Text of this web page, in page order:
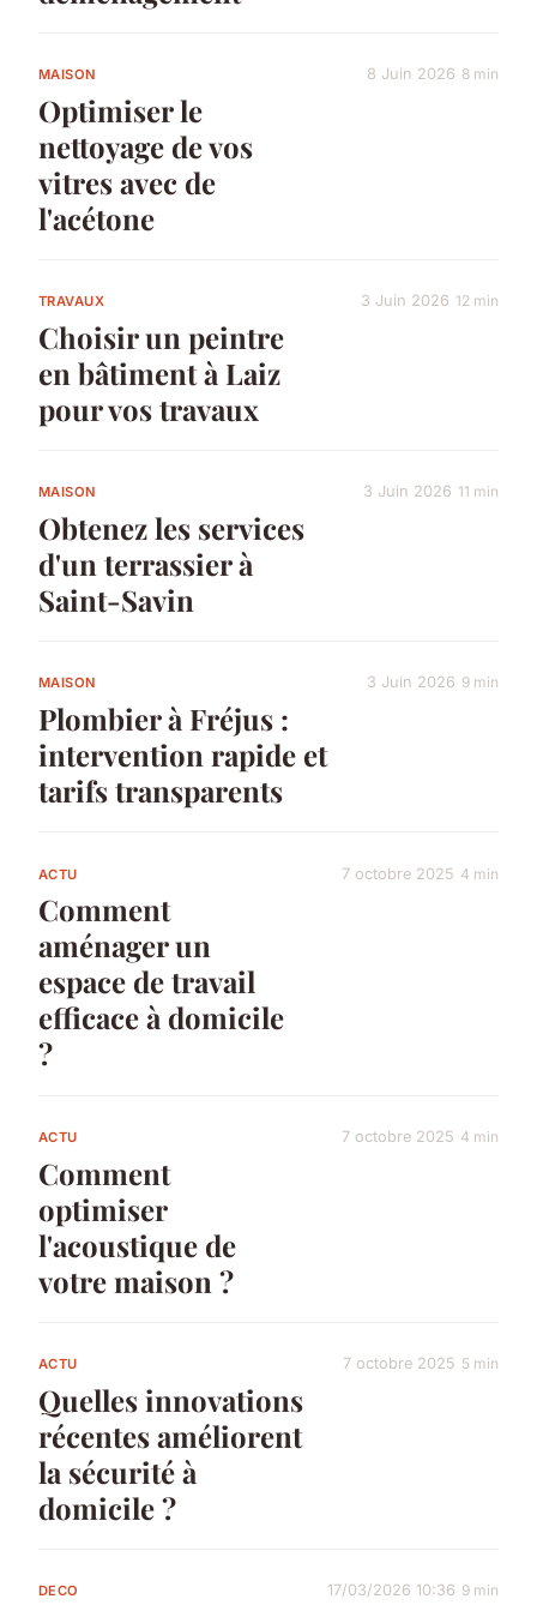
MAISON
Optimiser le
nettoyage de vos
vitres avec de
l'acétone
8 Juin 2026 8 min
TRAVAUX
Choisir un peintre
en bâtiment à Laiz
pour vos travaux
3 Juin 2026 12 min
MAISON
Obtenez les services
d'un terrassier à
Saint-Savin
3 Juin 2026 11 min
MAISON
Plombier à Fréjus :
intervention rapide et
tarifs transparents
3 Juin 2026 9 min
ACTU
Comment
aménager un
espace de travail
efficace à domicile
?
7 octobre 2025 4 min
ACTU
Comment
optimiser
l'acoustique de
votre maison ?
7 octobre 2025 4 min
ACTU
Quelles innovations
récentes améliorent
la sécurité à
domicile ?
7 octobre 2025 5 min
DECO 17/03/2026 10:36 9 min